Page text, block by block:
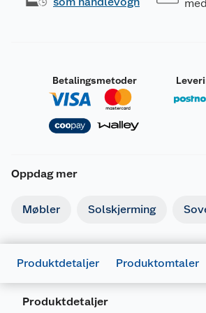
Betalingsmetoder
Oppdag mer
Møbler Solskjerming
Produktdetaljer Produktomtaler
Produktdetaljer